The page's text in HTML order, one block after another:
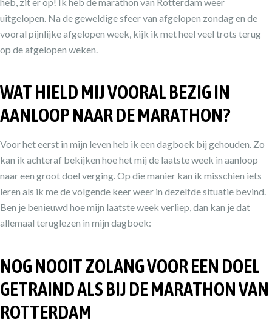
uitgelopen. Na de geweldige sfeer van afgelopen zondag en de
vooral pijnlijke afgelopen week, kijk ik met heel veel trots terug
op de afgelopen weken.
WAT HIELD MIJ VOORAL BEZIG IN
AANLOOP NAAR DE MARATHON?
Voor het eerst in mijn leven heb ik een dagboek bij gehouden. Zo
kan ik achteraf bekijken hoe het mij de laatste week in aanloop
naar een groot doel verging. Op die manier kan ik misschien iets
leren als ik me de volgende keer weer in dezelfde situatie bevind.
Ben je benieuwd hoe mijn laatste week verliep, dan kan je dat
allemaal teruglezen in mijn dagboek:
NOG NOOIT ZOLANG VOOR EEN DOEL
GETRAIND ALS BIJ DE MARATHON VAN
ROTTERDAM